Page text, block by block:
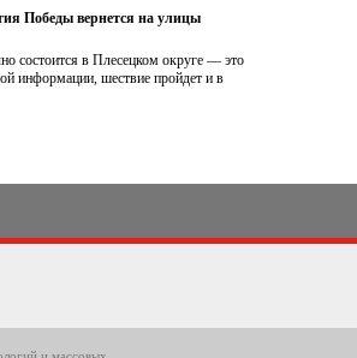
Победы вернется на улицы
состоится в Плесецком округе — это
информации, шествие пройдет и в